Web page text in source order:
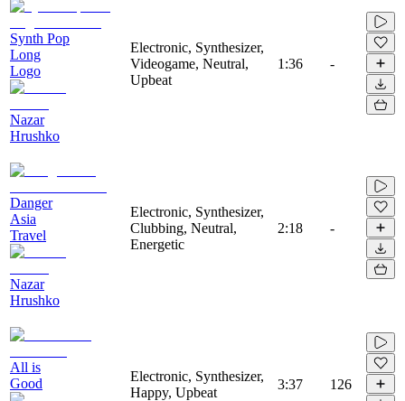
Synth Pop
Long
Logo
Nazar
Hrushko
Electronic, Synthesizer,
Videogame, Neutral,
Upbeat
1:36 -
Danger
Asia
Travel
Nazar
Hrushko
Electronic, Synthesizer,
Clubbing, Neutral,
Energetic
2:18 -
All is
Good
Electronic, Synthesizer,
Happy, Upbeat
3:37 126